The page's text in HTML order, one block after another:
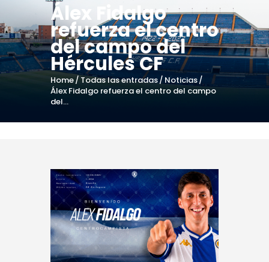
Álex Fidalgo
refuerza el centro
del campo del
Hércules CF
Home Todas las entradas
Noticias
Álex Fidalgo refuerza el centro del campo
del...